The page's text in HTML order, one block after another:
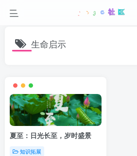
生命启示
夏至：日光长至，岁时盛景
知识拓展